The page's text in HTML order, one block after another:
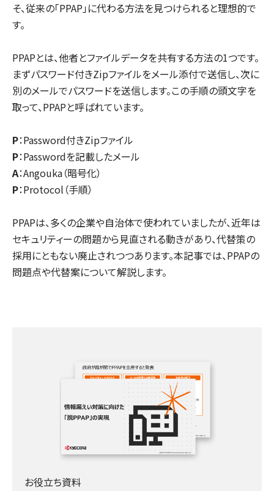
そ、従来の「PPAP」に代わる方法を見つけられると理想的で
す。
PPAPとは、他者とファイルデータを共有する方法の1つです。
まずパスワード付きZipファイルをメール添付で送信し、次に
別のメールでパスワードを送信します。この手順の頭文字を
取って、PPAPと呼ばれています。
P：Password付きZipファイル
P：Passwordを記載したメール
A：Angouka（暗号化）
P：Protocol（手順）
PPAPは、多くの企業や自治体で使われていましたが、近年は
セキュリティーの問題から見直される動きがあり、代替策の
採用にともない廃止されつつあります。本記事では、PPAPの
問題点や代替案について解説します。
お役立ち資料